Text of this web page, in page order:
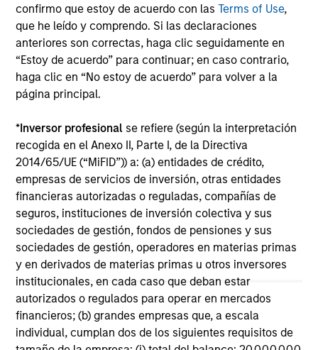
confirmo que estoy de acuerdo con lasTerms of Use,
que he leído y comprendo. Si las declaraciones
anteriores son correctas, haga clic seguidamente en
“Estoy de acuerdo” para continuar; en caso contrario,
haga clic en “No estoy de acuerdo” para volver a la
página principal.
*Inversor profesional se refiere (según la interpretación
recogida en el Anexo II, Parte I, de la Directiva
2014/65/UE (“MiFID”)) a: (a) entidades de crédito,
empresas de servicios de inversión, otras entidades
financieras autorizadas o reguladas, compañías de
seguros, instituciones de inversión colectiva y sus
sociedades de gestión, fondos de pensiones y sus
sociedades de gestión, operadores en materias primas
y en derivados de materias primas u otros inversores
institucionales, en cada caso que deban estar
autorizados o regulados para operar en mercados
financieros; (b) grandes empresas que, a escala
individual, cumplan dos de los siguientes requisitos de
ARTÍCULO
Today’s Market
Quality stocks have lagged in recent years, but
history suggests durable businesses with
strong fundamentals remain well positioned to
create long-term shareholder value.
08-JUL-2026